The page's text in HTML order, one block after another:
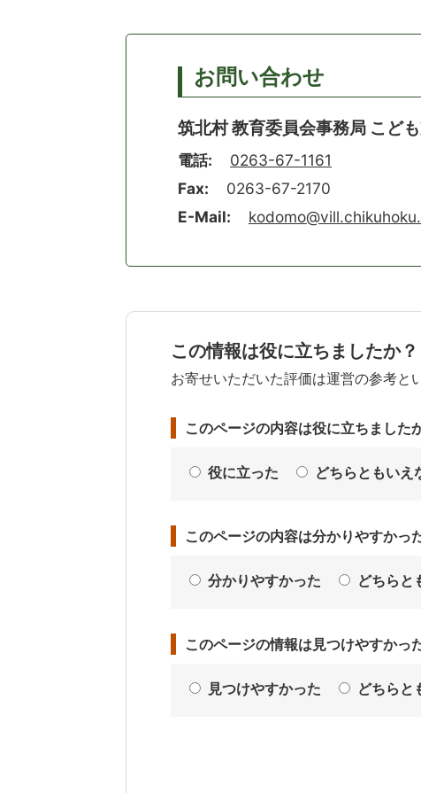
お問い合わせ
筑北村 教育委員会事務局 こど
電話:
0263-67-1161
Fax:
0263-67-2170
E-Mail:
この情報は役に立ちましたか？
お寄せいただいた評価は運営の参考と
このページの内容は役に立ちました
役に立った どちらともいえ
このページの内容は分かりやすかっ
分かりやすかった どちらと
このページの情報は見つけやすかっ
見つけやすかった どちらと